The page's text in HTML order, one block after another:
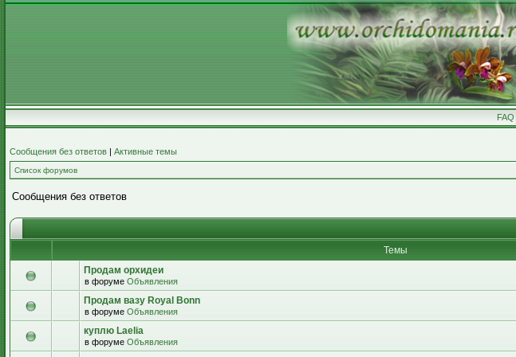
FAQ
Сообщения без ответов | Активные темы
Список форумов
Сообщения без ответов
Темы
Продам орхидеи
в форуме Объявления
Продам вазу Royal Bonn
в форуме Объявления
куплю Laelia
в форуме Объявления